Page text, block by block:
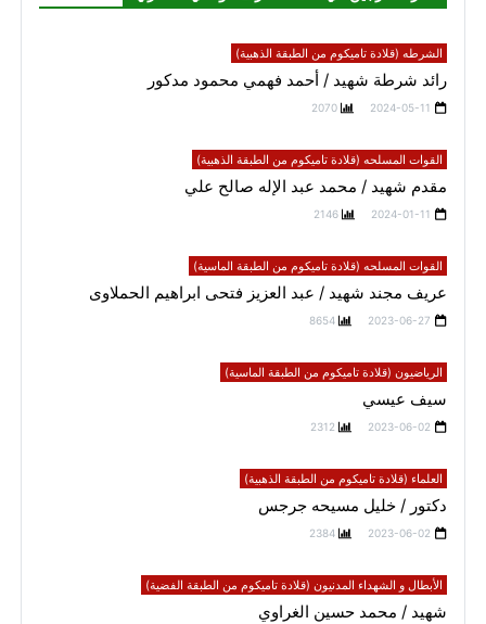
الشرطه (قلادة تاميكوم من الطبقة الذهبية)
رائد شرطة شهيد / أحمد فهمي محمود مدكور
2024-05-11
2070
القوات المسلحه (قلادة تاميكوم من الطبقة الذهبية)
مقدم شهيد / محمد عبد الإله صالح علي
2024-01-11
2146
القوات المسلحه (قلادة تاميكوم من الطبقة الماسية)
عريف مجند شهيد / عبد العزيز فتحى ابراهيم الحملاوى
2023-06-27
8654
الرياضيون (قلادة تاميكوم من الطبقة الماسية)
سيف عيسي
2023-06-02
2312
العلماء (قلادة تاميكوم من الطبقة الذهبية)
دكتور / خليل مسيحه جرجس
2023-06-02
2384
الأبطال و الشهداء المدنيون (قلادة تاميكوم من الطبقة الفضية)
شهيد / محمد حسين الغراوي